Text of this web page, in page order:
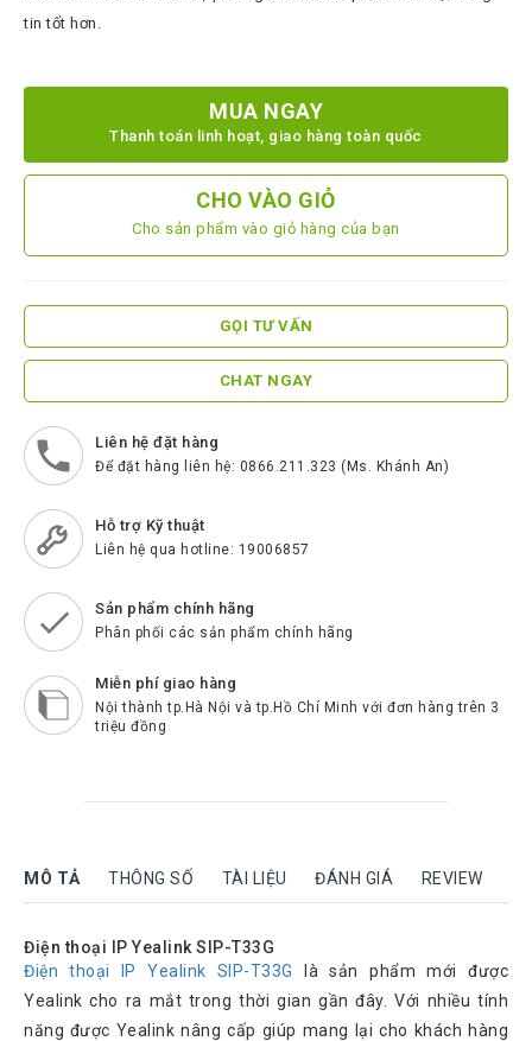
Shure
Barco
ScreenBeam
Samsung
Spender
BenQ
Akuvox
Escene
Zycoo
Blueparrott
Cisco
Poly
Motorola
Dinstar
Aver
video
tin tốt hơn.
MUA NGAY
Thanh toán linh hoạt, giao hàng toàn quốc
CHO VÀO GIỎ
Cho sản phẩm vào giỏ hàng của bạn
GỌI TƯ VẤN
CHAT NGAY
Liên hệ đặt hàng
Để đặt hàng liên hệ: 0866.211.323 (Ms. Khánh An)
Hỗ trợ Kỹ thuật
Liên hệ qua hotline: 19006857
Sản phẩm chính hãng
Phân phối các sản phẩm chính hãng
Miễn phí giao hàng
Nội thành tp.Hà Nội và tp.Hồ Chí Minh với đơn hàng trên 3
triệu đồng
MÔ TẢ THÔNG SỐ TÀI LIỆU ĐÁNH GIÁ REVIEW
Điện thoại IP Yealink SIP-T33G
Điện thoại IP Yealink SIP-T33G
là sản phẩm mới được
Yealink cho ra mắt trong thời gian gần đây. Với nhiều tính
năng được Yealink nâng cấp giúp mang lại cho khách hàng